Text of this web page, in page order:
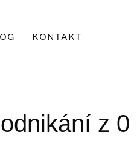
KONTAKT
z 0